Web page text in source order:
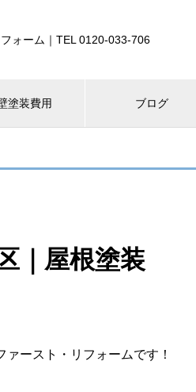
ォーム｜TEL 0120-033-706
塗装費用 ブログ
｜屋根塗装
ースト・リフォームです！